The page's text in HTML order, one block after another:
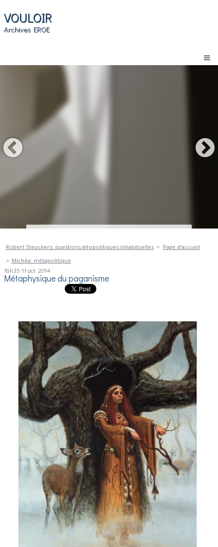
VOULOIR
Archives EROE
Robert Steuckers: questions géopolitiques inhabituelles
Page d'accueil
Michéa: métapolitique
16h35 11 oct. 2014
Métaphysique du paganisme